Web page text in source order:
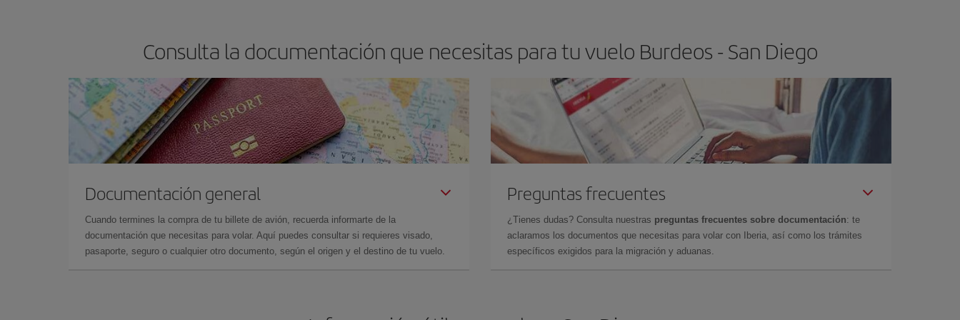
Consulta la documentación que necesitas para tu vuelo Burdeos - San Diego
Documentación general
Cuando termines la compra de tu billete de avión, recuerda informarte de la
documentación que necesitas para volar. Aquí puedes consultar si requieres visado,
pasaporte, seguro o cualquier otro documento, según el origen y el destino de tu vuelo.
Preguntas frecuentes
¿Tienes dudas? Consulta nuestras preguntas frecuentes sobre documentación: te
aclaramos los documentos que necesitas para volar con Iberia, así como los trámites
específicos exigidos para la migración y aduanas.